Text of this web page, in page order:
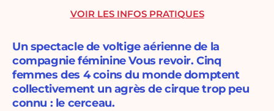
Un spectacle de voltige aérienne de la
compagnie féminine Vous revoir. Cinq
femmes des 4 coins du monde domptent
collectivement un agrès de cirque trop peu
connu : le cerceau.
VOIR LES INFOS PRATIQUES